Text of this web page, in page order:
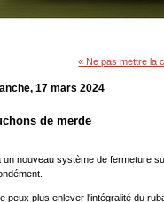
« Ne pas mettre la
17 mars 2024
de merde
un nouveau système de fermeture
peux plus enlever l'intégralité du